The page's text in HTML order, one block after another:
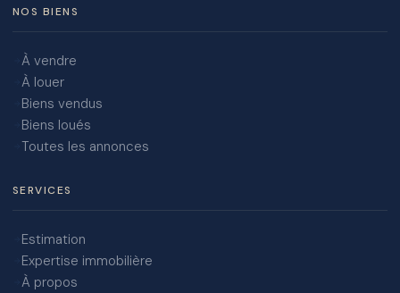
NOS BIENS
À vendre
À louer
Biens vendus
Biens loués
Toutes les annonces
SERVICES
Estimation
Expertise immobilière
À propos